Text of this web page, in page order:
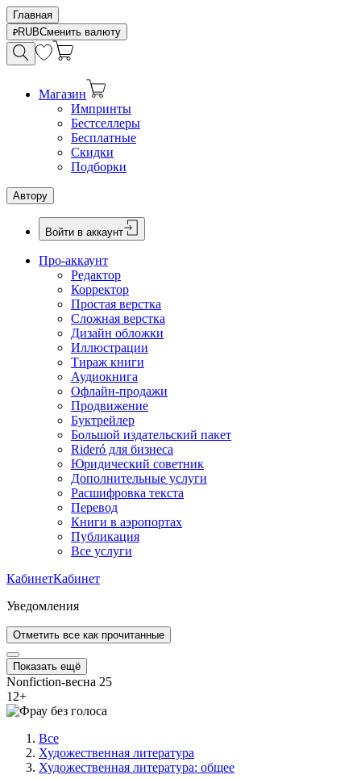
Главная
RUBСменить валюту
Магазин
Импринты
Бестселлеры
Бесплатные
Скидки
Подборки
Автору
Войти в аккаунт
Про-аккаунт
Редактор
Корректор
Простая верстка
Сложная верстка
Дизайн обложки
Иллюстрации
Тираж книги
Аудиокнига
Офлайн-продажи
Продвижение
Буктрейлер
Большой издательский пакет
Rideró для бизнеса
Юридический советник
Дополнительные услуги
Расшифровка текста
Перевод
Книги в аэропортах
Публикация
Все услуги
КабинетКабинет
Уведомления
Отметить все как прочитанные
Показать ещё
Nonfiction-весна 25
12+
Все
Художественная литература
Художественная литература: общее